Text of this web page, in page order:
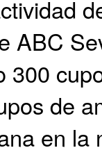
ABC
300
de
en la